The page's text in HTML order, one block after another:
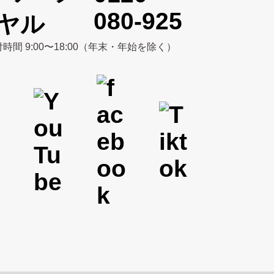
080-925
時間 9:00〜18:00（年末・年始を除く）